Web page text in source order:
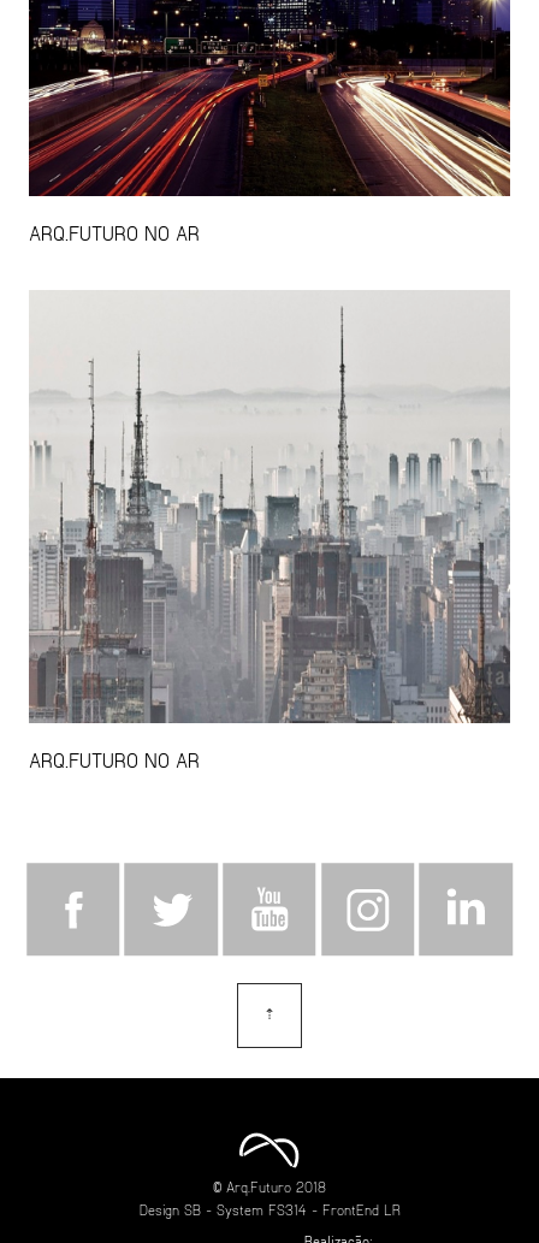
ARQ.FUTURO NO AR
ARQ.FUTURO NO AR
⇡
© Arq.Futuro 2018
Design SB- System FS314 - FrontEnd LR